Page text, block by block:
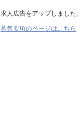
求人広告をアップしました。
募集要項のページはこちら